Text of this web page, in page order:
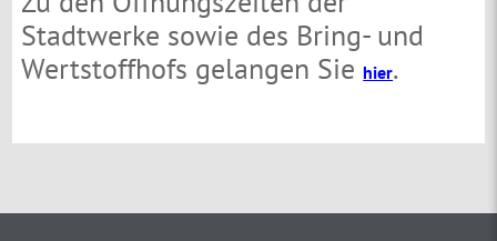
Stadtwerke sowie des Bring- und
Wertstoffhofs gelangen Siehier.